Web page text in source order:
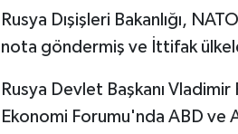
Rusya Dışişleri Bakanlığı,
nota göndermiş ve İttifak
Rusya Devlet Başkanı
Ekonomi Forumu'nda ABD ve